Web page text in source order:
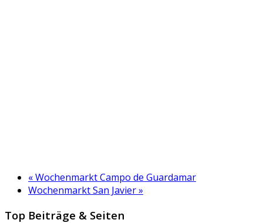
«Wochenmarkt Campo de Guardamar
Wochenmarkt San Javier»
Top Beiträge & Seiten